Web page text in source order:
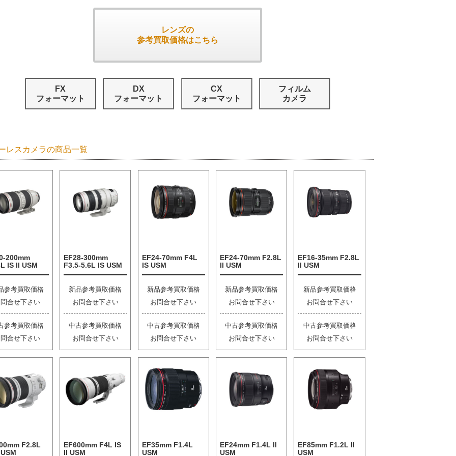
レンズの
参考買取価格はこちら
FX
フォーマット
DX
フォーマット
CX
フォーマット
フィルム
カメラ
レスカメラの商品一覧
200mm
IS II USM
参考買取価格
合せ下さい
参考買取価格
合せ下さい
EF28-300mm
F3.5-5.6L IS USM
新品参考買取価格
お問合せ下さい
中古参考買取価格
お問合せ下さい
EF24-70mm F4L
IS USM
新品参考買取価格
お問合せ下さい
中古参考買取価格
お問合せ下さい
EF24-70mm F2.8L
II USM
新品参考買取価格
お問合せ下さい
中古参考買取価格
お問合せ下さい
EF16-35mm F2.8L
II USM
新品参考買取価格
お問合せ下さい
中古参考買取価格
お問合せ下さい
F2.8L
EF600mm F4L IS
II USM
EF35mm F1.4L
USM
EF24mm F1.4L II
USM
EF85mm F1.2L II
USM